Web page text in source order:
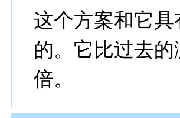
这个方案和它
的。它比过去
倍。